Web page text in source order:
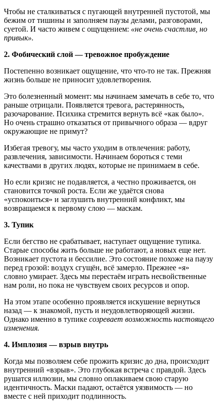
Чтобы не сталкиваться с пугающей внутренней пустотой, мы
бежим от тишины и заполняем паузы делами, разговорами,
суетой. И часто живем с ощущением: «не очень счастлив, но
привык».
2. Фобический слой — тревожное пробуждение
Постепенно возникает ощущение, что что-то не так. Прежняя
жизнь больше не приносит удовлетворения.
Это болезненный момент: мы начинаем замечать в себе то, что
раньше отрицали. Появляется тревога, растерянность,
разочарование. Психика стремится вернуть всё «как было».
Но очень страшно отказаться от привычного образа — вдруг
окружающие не примут?
Избегая тревогу, мы часто уходим в отвлечения: работу,
развлечения, зависимости. Начинаем бороться с теми
качествами в других людях, которые не принимаем в себе.
Но если кризис не подавляется, а честно проживается, он
становится точкой роста. Если же удаётся снова
«успокоиться» и заглушить внутренний конфликт, мы
возвращаемся к первому слою — маскам.
3. Тупик
Если бегство не срабатывает, наступает ощущение тупика.
Старые способы жить больше не работают, а новых еще нет.
Возникает пустота и бессилие. Это состояние похоже на паузу
перед грозой: воздух сгущён, всё замерло. Прежнее «я»
словно умирает. Здесь мы перестаём играть несвойственные
нам роли, но пока не чувствуем своих ресурсов и опор.
На этом этапе особенно проявляется искушение вернуться
назад — к знакомой, пусть и неудовлетворяющей жизни.
Однако именно в тупике созревает возможность настоящего
изменения.
4. Имплозия — взрыв внутрь
Когда мы позволяем себе прожить кризис до дна, происходит
внутренний «взрыв». Это глубокая встреча с правдой. Здесь
рушатся иллюзии, мы словно оплакиваем свою старую
идентичность. Маски падают, остаётся уязвимость — но
вместе с ней приходит подлинность.